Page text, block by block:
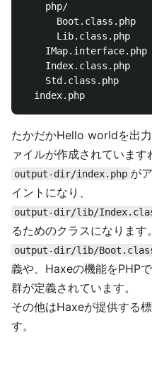
    php/
      Boot.class.php
      Lib.class.php
    IMap.interface.php
    Index.class.php
    Std.class.php
たかだかHello worldを出
ァイルが作成されています
output-dir/index.php が
イントになり、
output-dir/lib/
るためのクラスになります。
output-dir/lib/
義や、Haxeの機能をPHP
群が定義されています。
その他はHaxeが提供する
す。